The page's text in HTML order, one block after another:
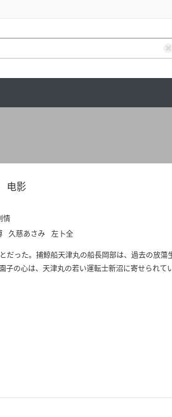
电影
情
久慈あさみ 左卜全
だった。捕鯨船天津丸の船長岡部は、過去の放
子の心は、天津丸の若い運転士新沼に寄せられて